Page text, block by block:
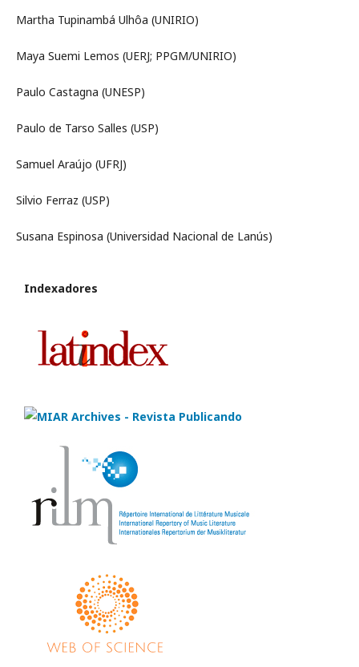
Martha Tupinambá Ulhôa (UNIRIO)
Maya Suemi Lemos (UERJ; PPGM/UNIRIO)
Paulo Castagna (UNESP)
Paulo de Tarso Salles (USP)
Samuel Araújo (UFRJ)
Silvio Ferraz (USP)
Susana Espinosa (Universidad Nacional de Lanús)
Indexadores